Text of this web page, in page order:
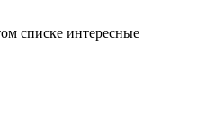
списке интересные